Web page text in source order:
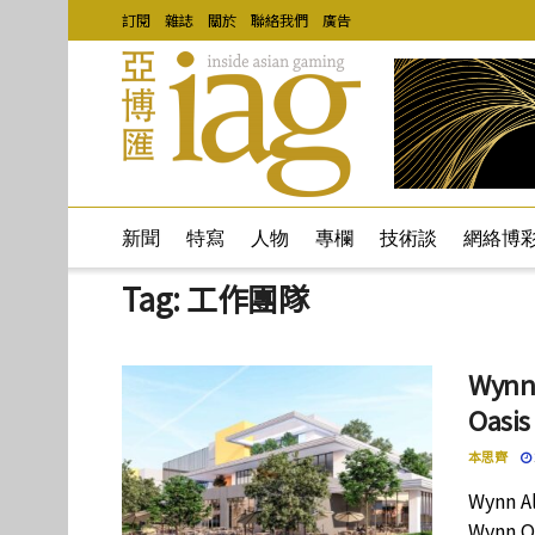
訂閱 雜誌 關於 聯絡我們 廣告
新聞 特寫 人物 專欄 技術談 網絡博
Tag:工作團隊
本思齊
Wynn